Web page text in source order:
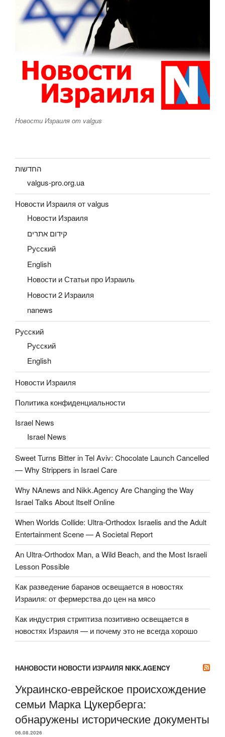
Новости Израиля от valgus
החדשות
valgus-pro.org.ua
Новости Израиля от valgus
Новости Израиля
קידום אתרים
Русский
English
Новости и Статьи про Израиль
Новости 2 Израиля
nanews
Русский
Русский
English
Новости Израиля
Политика конфиденциальности
Israel News
Israel News
Sweet Turns Bitter in Tel Aviv: Chocolate Launch Cancelled
— Why Strippers in Israel Care
Why NAnews and Nikk.Agency Are Changing the Way
Israel Talks About Itself Online
When Worlds Collide: Ultra-Orthodox Israelis and the Adult
Entertainment Scene — A Societal Report
An Ultra-Orthodox Man, a Wild Beach, and the Most Israeli
Lesson Possible
Как разведение баранов освещается в новостях
Израиля: от фермерства до цен на мясо
Как индустрия стриптиза позитивно освещается в
новостях Израиля — и почему это не всегда хорошо
НАНОВОСТИ НОВОСТИ ИЗРАИЛЯ NIKK.AGENCY
Украинско-еврейское происхождение
семьи Марка Цукерберга:
обнаружены исторические документы
06.08.2026